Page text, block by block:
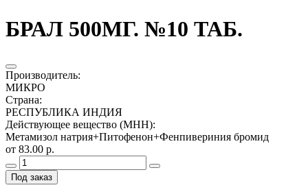
БРАЛ 500МГ. №10 ТАБ.
Производитель:
МИКРО
Страна:
РЕСПУБЛИКА ИНДИЯ
Действующее вещество (МНН):
Метамизол натрия+Питофенон+Фенпивериния бромид
от 83.00 р.
Под заказ